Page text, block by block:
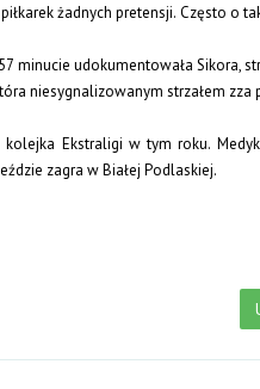
żadnych pretensji. Często o
minucie udokumentowała Sikora,
niesygnalizowanym strzałem zza
Ekstraligi w tym roku.
zagra w Białej Podlaskiej.